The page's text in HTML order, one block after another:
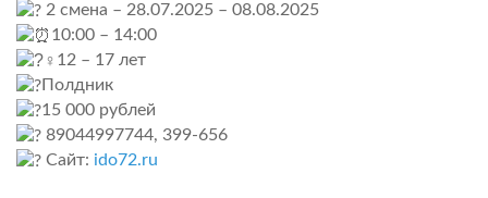
2 смена – 28.07.2025 – 08.08.2025
10:00 – 14:00
12 – 17 лет
Полдник
15 000 рублей
89044997744, 399-656
Сайт: ido72.ru